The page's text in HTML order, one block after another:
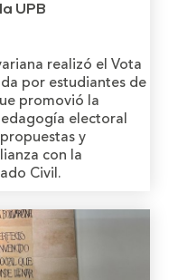
UPB
realizó el Vota
por estudiantes de
promovió la
electoral
y
con la
Civil.